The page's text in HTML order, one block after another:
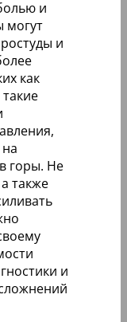
и
могут
и
как
горы. Не
также
и